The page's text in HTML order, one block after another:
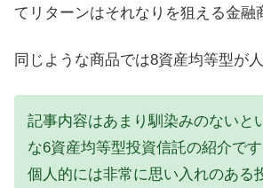
てリターンはそれなりを狙える金融
同じような商品では8資産均等型が人
記事内容はあまり馴染みのないと
な6資産均等型投資信託の紹介です
個人的には非常に思い入れのある